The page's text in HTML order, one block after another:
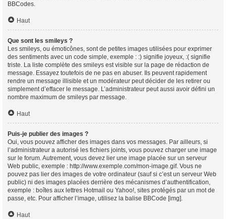
BBCodes.
Haut
Que sont les smileys ?
Les smileys, ou émoticônes, sont de petites images utilisées pour exprimer
des sentiments avec un code simple, exemple : :) signifie joyeux, :( signifie
triste. La liste complète des smileys est visible sur la page de rédaction de
message. Essayez toutefois de ne pas en abuser. Ils peuvent rapidement
rendre un message illisible et un modérateur peut décider de les retirer ou
simplement d’effacer le message. L’administrateur peut aussi avoir défini un
nombre maximum de smileys par message.
Haut
Puis-je publier des images ?
Oui, vous pouvez afficher des images dans vos messages. Par ailleurs, si
l’administrateur a autorisé les fichiers joints, vous pouvez charger une image
sur le forum. Autrement, vous devez lier une image placée sur un serveur
Web public, exemple : http://www.exemple.com/mon-image.gif. Vous ne
pouvez pas lier des images de votre ordinateur (sauf si c’est un serveur Web
public) ni des images placées derrière des mécanismes d’authentification,
exemple : boîtes aux lettres Hotmail ou Yahoo!, sites protégés par un mot de
passe, etc. Pour afficher l’image, utilisez la balise BBCode [img].
Haut